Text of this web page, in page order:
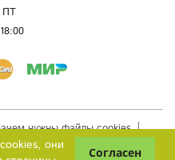
ПТ
нужны файлы cookies
оферта они